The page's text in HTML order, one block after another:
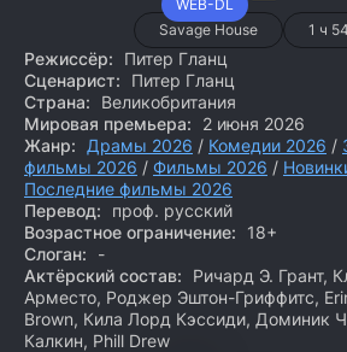
WEB-DL
Savage House 1 ч
Режиссёр:
Питер Гланц
Сценарист:
Питер Гланц
Страна:
Великобритания
Мировая премьера:
2 июня 2026
Жанр:
Драмы 2026 / Комедии 2026 /
фильмы 2026 / Фильмы 2026 /
Последние фильмы 2026
Перевод:
проф. русский
Возрастное ограничение:
18+
Слоган:
-
Актёрский состав:
Ричард Э. Грант,
Арместо, Роджер Эштон-Гриффитс,
Brown, Кила Лорд Кэссиди, Доминик
Калкин, Phill Drew